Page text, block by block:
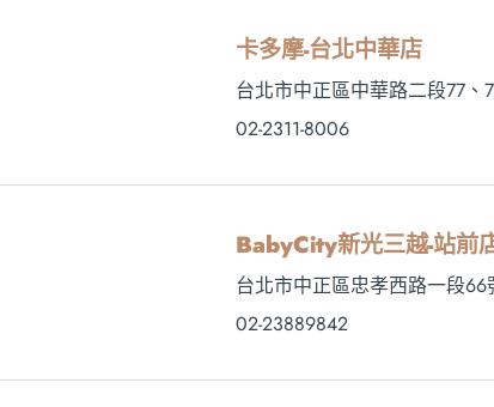
卡多摩-台北中華店
台北市中正區中華路二段77、
02-2311-8006
BabyCity新光三越-站前
台北市中正區忠孝西路一段66
02-23889842